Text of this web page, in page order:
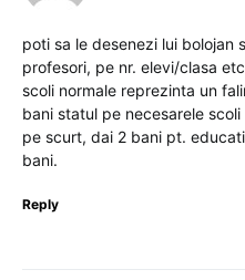
poti sa le desenezi lui bolojan
profesori, pe nr. elevi/clasa
scoli normale reprezinta un
bani statul pe necesarele scoli
pe scurt, dai 2 bani pt.
bani.
Reply